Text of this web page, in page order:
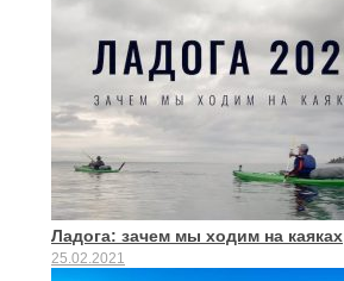
Ладога: зачем мы ходим на каяках
25.02.2021